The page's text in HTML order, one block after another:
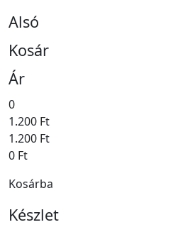
Alsó
Kosár
Ár
0
1.200 Ft
1.200 Ft
0 Ft
Kosárba
Készlet